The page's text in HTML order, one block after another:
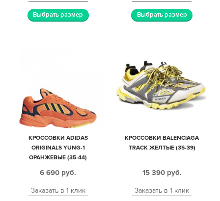
Выбрать размер Выбрать размер
КРОССОВКИ АDIDAS
ORIGINALS YUNG-1
ОРАНЖЕВЫЕ (35-44)
6 690 руб.
Заказать в 1 клик
КРОССОВКИ BALENCIAGA
TRACK ЖЕЛТЫЕ (35-39)
15 390 руб.
Заказать в 1 клик